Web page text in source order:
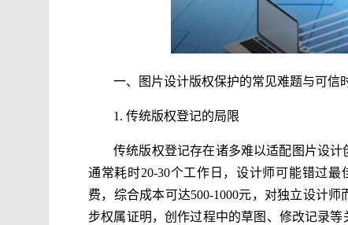
一、图片设计版权保护的常见难题与可信
1. 传统版权登记的局限
传统版权登记存在诸多难以适配图片设计
通常耗时20-30个工作日，设计师可能错过
费，综合成本可达500-1000元，对独立设计
步权属证明，创作过程中的草图、修改记录